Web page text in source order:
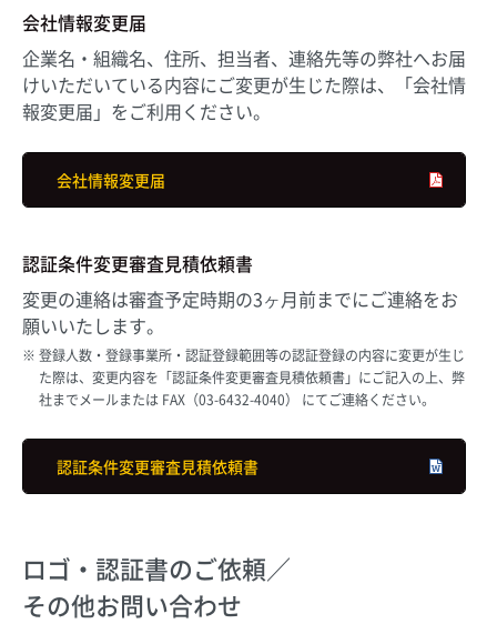
会社情報変更届
企業名・組織名、住所、担当者、連絡先等の弊社へお届
けいただいている内容にご変更が生じた際は、「会社情
報変更届」をご利用ください。
会社情報変更届
認証条件変更審査見積依頼書
変更の連絡は審査予定時期の3ヶ月前までにご連絡をお
願いいたします。
登録人数・登録事業所・認証登録範囲等の認証登録の内容に変更が生じ
た際は、変更内容を「認証条件変更審査見積依頼書」にご記入の上、弊
社までメールまたは FAX（03-6432-4040） にてご連絡ください。
認証条件変更審査見積依頼書
ロゴ・認証書のご依頼／
その他お問い合わせ